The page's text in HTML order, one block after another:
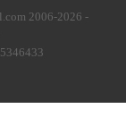
2006-2026 -